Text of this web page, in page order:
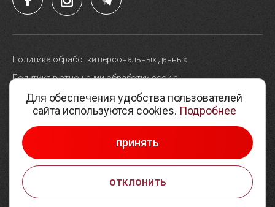
© 2005-2026, Парк высоких технологий
Разработка сайтов —Студия Борового
Политика обработки персональных данных
Политика в отношении обработки cookie
Карта сайта
Выбор настроек cookie
Для обеспечения удобства пользователей
сайта используются cookies. Подробнее
принять
отклонить